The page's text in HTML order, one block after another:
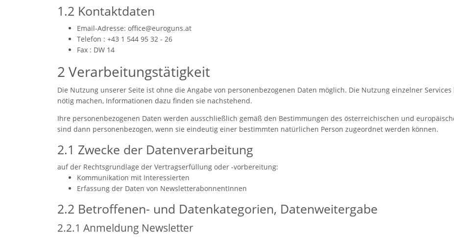
1.2 Kontaktdaten
Email-Adresse: office@euroguns.at
Telefon : +43 1 544 95 32 - 26
Fax : DW 14
2 Verarbeitungstätigkeit
Die Nutzung unserer Seite ist ohne die Angabe von personenbezogenen Daten möglich. Die Nutzung einzelner
nötig machen, Informationen dazu finden sie nachstehend.
Ihre personenbezogenen Daten werden ausschließlich gemäß den Bestimmungen des österreichischen und
sind dann personenbezogen, wenn sie eindeutig einer bestimmten natürlichen Person zugeordnet werden können.
2.1 Zwecke der Datenverarbeitung
auf der Rechtsgrundlage der Vertragserfüllung oder -vorbereitung:
Kommunikation mit Interessierten
Erfassung der Daten von NewsletterabonnentInnen
2.2 Betroffenen- und Datenkategorien, Datenweitergabe
2.2.1 Anmeldung Newsletter